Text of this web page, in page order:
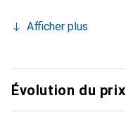
Afficher plus
Évolution du prix